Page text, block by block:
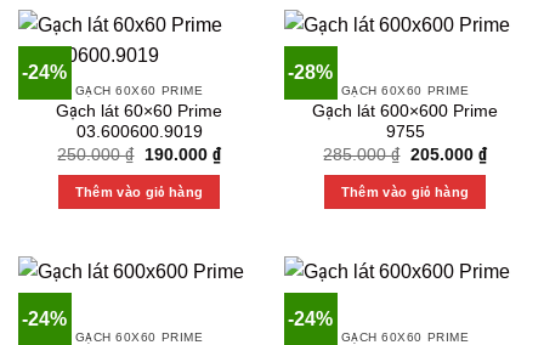
-24%
GẠCH 60X60 PRIME
Gạch lát 60×60 Prime
03.600600.9019
250.000₫
Original
was:
250.000 ₫.
190.000 ₫Current
price
Thêm vào giỏ hàng
-28%
GẠCH 60X60 PRIME
Gạch lát 600×600 Prime
9755
285.000₫ Original
was:
285.000 ₫.
205.000 ₫Current
price
Thêm vào giỏ hàng
-24%
GẠCH 60X60 PRIME
-24%
GẠCH 60X60 PRIME